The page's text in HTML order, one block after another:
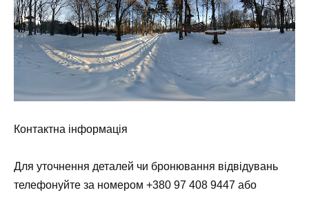
Контактна інформація
Для уточнення деталей чи бронювання відвідувань
телефонуйте за номером +380 97 408 9447 або